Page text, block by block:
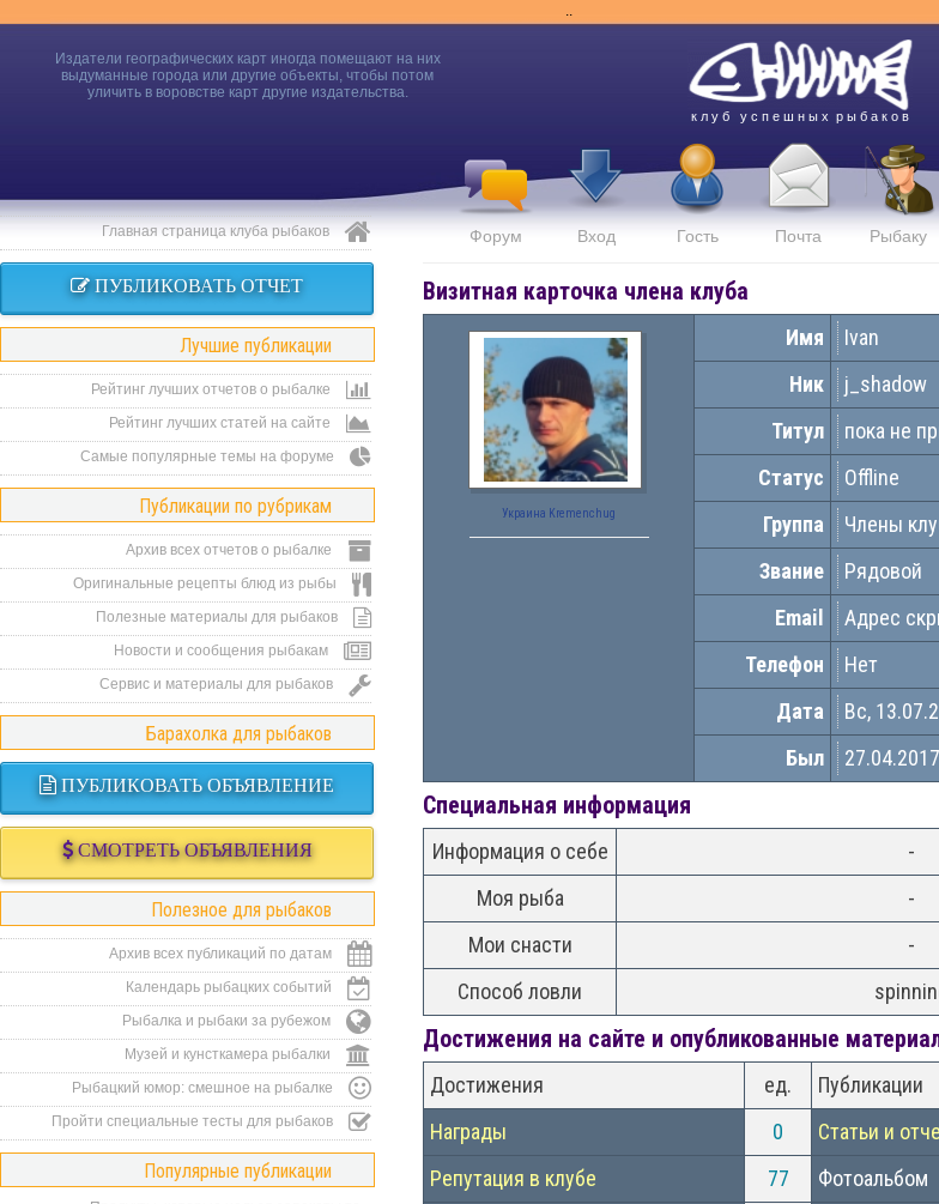
..
Издатели географических карт иногда помещают на них
выдуманные города или другие объекты, чтобы потом
уличить в воровстве карт другие издательства.
к л у б у с п е ш н ы х р ы б а к о в
Форум Вход Гость Почта Рыбаку
Главная страница клуба рыбаков
ПУБЛИКОВАТЬ ОТЧЕТ
Лучшие публикации
Рейтинг лучших отчетов о рыбалке
Рейтинг лучших статей на сайте
Самые популярные темы на форуме
Публикации по рубрикам
Архив всех отчетов о рыбалке
Оригинальные рецепты блюд из рыбы
Полезные материалы для рыбаков
Новости и сообщения рыбакам
Сервис и материалы для рыбаков
Барахолка для рыбаков
ПУБЛИКОВАТЬ ОБЪЯВЛЕНИЕ
СМОТРЕТЬ ОБЪЯВЛЕНИЯ
Полезное для рыбаков
Архив всех публикаций по датам
Календарь рыбацких событий
Рыбалка и рыбаки за рубежом
Музей и кунсткамера рыбалки
Рыбацкий юмор: смешное на рыбалке
Пройти специальные тесты для рыбаков
Популярные публикации
Визитная карточка члена клуба
Украина Kremenchug
Имя
Ivan
Ник
j_shadow
Титул
пока не
Статус
Offline
Группа
Члены
Звание
Рядовой
Email
Адрес
Телефон
Нет
Дата
Вс,
Был
Специальная информация
Информация о себе
-
Моя рыба
-
Мои снасти
-
Способ ловли
Достижения на сайте и опубликованные
Достижения ед. Публикации
Награды
0 Статьи и
Репутация в клубе
77 Фотоальбом